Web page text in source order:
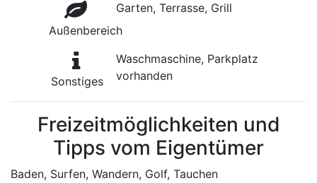
Außenbereich
Garten, Terrasse, Grill
Sonstiges
Waschmaschine, Parkplatz
vorhanden
Freizeitmöglichkeiten und
Tipps vom Eigentümer
Baden, Surfen, Wandern, Golf, Tauchen